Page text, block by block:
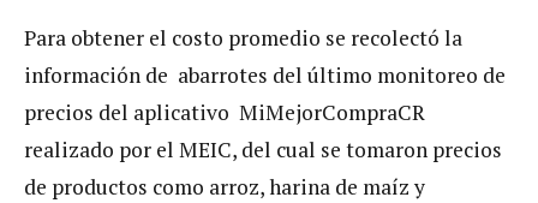
Para obtener el costo promedio se recolectó la
información de abarrotes del último monitoreo de
precios del aplicativo MiMejorCompraCR
realizado por el MEIC, del cual se tomaron precios
de productos como arroz, harina de maíz y